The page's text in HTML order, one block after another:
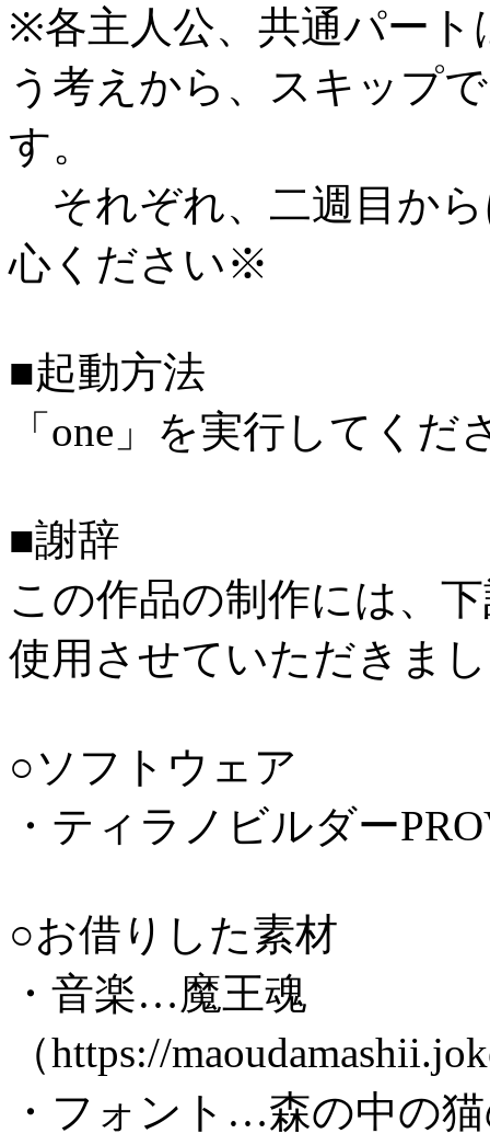
※各主人公、共通パー
う考えから、スキップ
す。
それぞれ、二週目か
心ください※
■起動方法
「one」を実行してくだ
■謝辞
この作品の制作には、
使用させていただきま
○ソフトウェア
・ティラノビルダー
○お借りした素材
・音楽…魔王魂
（https://
・フォント…森の中の猫